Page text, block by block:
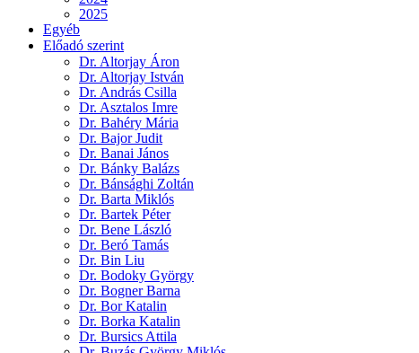
2025
Egyéb
Előadó szerint
Dr. Altorjay Áron
Dr. Altorjay István
Dr. András Csilla
Dr. Asztalos Imre
Dr. Bahéry Mária
Dr. Bajor Judit
Dr. Banai János
Dr. Bánky Balázs
Dr. Bánsághi Zoltán
Dr. Barta Miklós
Dr. Bartek Péter
Dr. Bene László
Dr. Beró Tamás
Dr. Bin Liu
Dr. Bodoky György
Dr. Bogner Barna
Dr. Bor Katalin
Dr. Borka Katalin
Dr. Bursics Attila